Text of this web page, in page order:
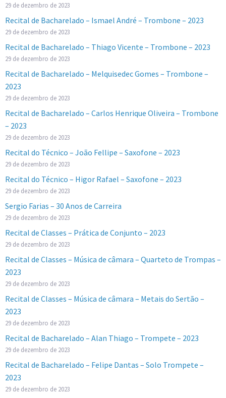
29 de dezembro de 2023
Recital de Bacharelado – Ismael André – Trombone – 2023
29 de dezembro de 2023
Recital de Bacharelado – Thiago Vicente – Trombone – 2023
29 de dezembro de 2023
Recital de Bacharelado – Melquisedec Gomes – Trombone –
2023
29 de dezembro de 2023
Recital de Bacharelado – Carlos Henrique Oliveira – Trombone
– 2023
29 de dezembro de 2023
Recital do Técnico – João Fellipe – Saxofone – 2023
29 de dezembro de 2023
Recital do Técnico – Higor Rafael – Saxofone – 2023
29 de dezembro de 2023
Sergio Farias – 30 Anos de Carreira
29 de dezembro de 2023
Recital de Classes – Prática de Conjunto – 2023
29 de dezembro de 2023
Recital de Classes – Música de câmara – Quarteto de Trompas –
2023
29 de dezembro de 2023
Recital de Classes – Música de câmara – Metais do Sertão –
2023
29 de dezembro de 2023
Recital de Bacharelado – Alan Thiago – Trompete – 2023
29 de dezembro de 2023
Recital de Bacharelado – Felipe Dantas – Solo Trompete –
2023
29 de dezembro de 2023